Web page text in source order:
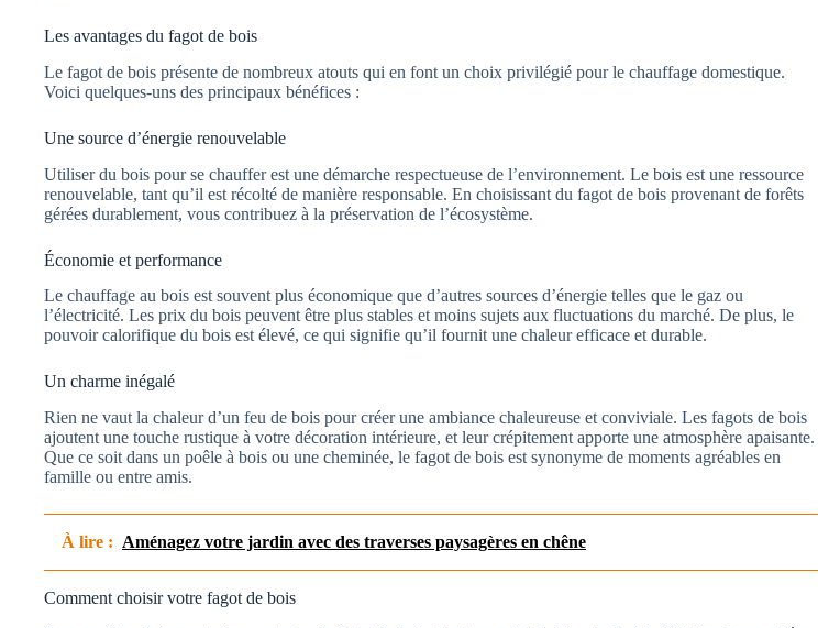
Les avantages du fagot de bois
Le fagot de bois présente de nombreux atouts qui en font un choix privilégié pour le chauffage domestique.
Voici quelques-uns des principaux bénéfices :
Une source d’énergie renouvelable
Utiliser du bois pour se chauffer est une démarche respectueuse de l’environnement. Le bois est une ressource
renouvelable, tant qu’il est récolté de manière responsable. En choisissant du fagot de bois provenant de forêts
gérées durablement, vous contribuez à la préservation de l’écosystème.
Économie et performance
Le chauffage au bois est souvent plus économique que d’autres sources d’énergie telles que le gaz ou
l’électricité. Les prix du bois peuvent être plus stables et moins sujets aux fluctuations du marché. De plus, le
pouvoir calorifique du bois est élevé, ce qui signifie qu’il fournit une chaleur efficace et durable.
Un charme inégalé
Rien ne vaut la chaleur d’un feu de bois pour créer une ambiance chaleureuse et conviviale. Les fagots de bois
ajoutent une touche rustique à votre décoration intérieure, et leur crépitement apporte une atmosphère apaisante.
Que ce soit dans un poêle à bois ou une cheminée, le fagot de bois est synonyme de moments agréables en
famille ou entre amis.
À lire : Aménagez votre jardin avec des traverses paysagères en chêne
Comment choisir votre fagot de bois